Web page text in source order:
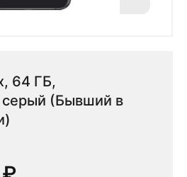
64 ГБ,
серый (Бывший в